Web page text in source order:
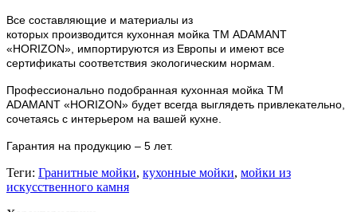
Все составляющие и материалы из
которых производится кухонная мойка ТМ ADAMANT
«HORIZON», импортируются из Европы и имеют все
сертификаты соответствия экологическим нормам.
Профессионально подобранная кухонная мойка ТМ
ADAMANT «HORIZON» будет всегда выглядеть привлекательно,
сочетаясь с интерьером на вашей кухне.
Гарантия на продукцию – 5 лет.
Теги: Гранитные мойки, кухонные мойки, мойки из
искусственного камня